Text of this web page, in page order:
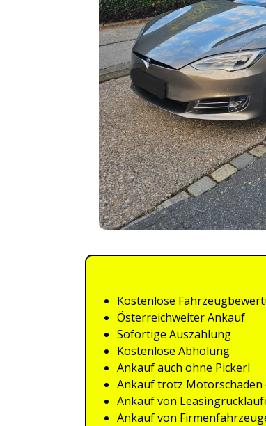
Kostenlose
Österreichweiter Ankauf
Sofortige Auszahlung
Kostenlose Abholung
Ankauf auch ohne Pickerl
Ankauf trotz Motorschaden
Ankauf von
Ankauf von